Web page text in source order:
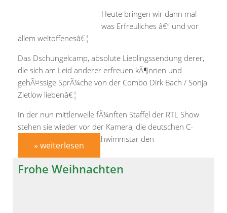
Heute bringen wir dann mal
was Erfreuliches â€“ und vor
allem weltoffenesâ€¦
Das Dschungelcamp, absolute Lieblingssendung derer,
die sich am Leid anderer erfreuen kÃ¶nnen und
gehÃ¤ssige SprÃ¼che von der Combo Dirk Bach / Sonja
Zietlow liebenâ€¦
In der nun mittlerweile fÃ¼nften Staffel der RTL Show
stehen sie wieder vor der Kamera, die deutschen C-
Promis! Neben einem Schwimmstar den
» weiterlesen
Frohe Weihnachten